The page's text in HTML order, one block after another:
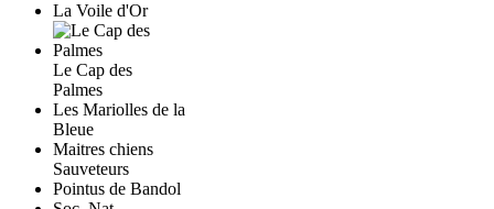
La Voile d'Or
Le Cap des
Palmes
Les Mariolles de la
Bleue
Maitres chiens
Sauveteurs
Pointus de Bandol